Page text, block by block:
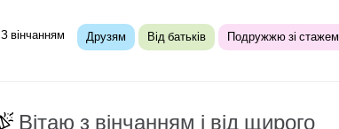
З вінчанням Друзям Від батьків Подружжю зі стажем
Вітаю з вінчанням і від щирого